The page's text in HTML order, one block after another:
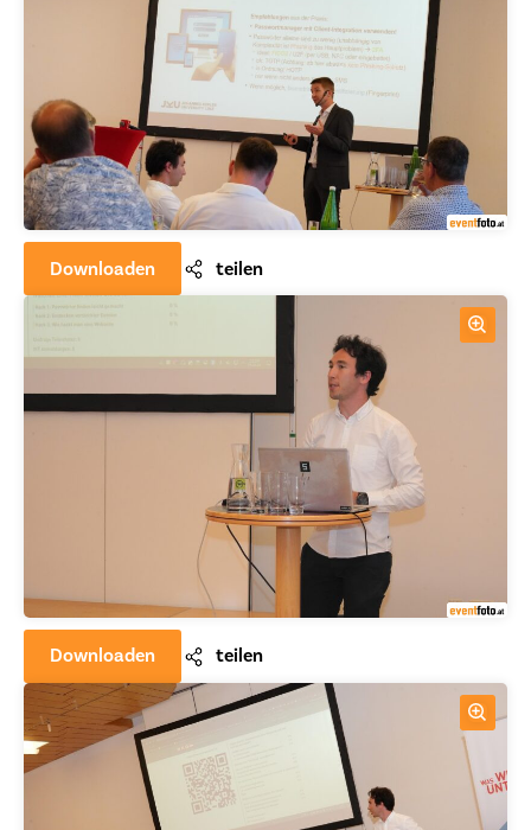
Downloaden teilen
Downloaden teilen